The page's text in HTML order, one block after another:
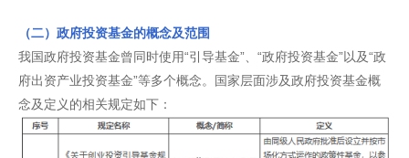
（二）政府投资基金的概念及范围
我国政府投资基金曾同时使用“引导基金”、“政府投资基金”以及“政
府出资产业投资基金”等多个概念。国家层面涉及政府投资基金概
念及定义的相关规定如下：